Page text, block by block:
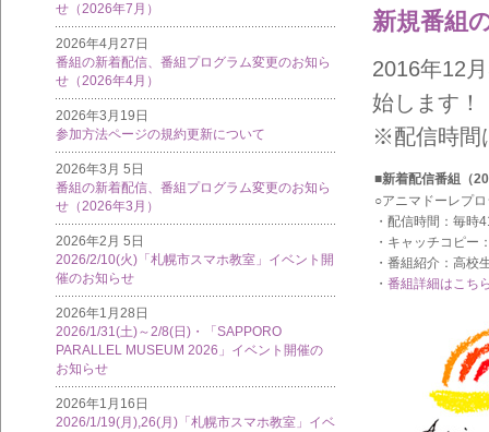
せ（2026年7月）
2026年4月27日
番組の新着配信、番組プログラム変更のお知ら
せ（2026年4月）
2026年3月19日
参加方法ページの規約更新について
2026年3月 5日
番組の新着配信、番組プログラム変更のお知ら
せ（2026年3月）
2026年2月 5日
2026/2/10(火)「札幌市スマホ教室」イベント開
催のお知らせ
2026年1月28日
2026/1/31(土)～2/8(日)・「SAPPORO
PARALLEL MUSEUM 2026」イベント開催の
お知らせ
2026年1月16日
2026/1/19(月),26(月)「札幌市スマホ教室」イベ
新規番組
2016年12
始します！
※配信時間
■新着配信番組（
○アニマドーレプ
・配信時間：毎時
・キャッチコピー
・番組紹介：高校
・ 番組詳細はこち